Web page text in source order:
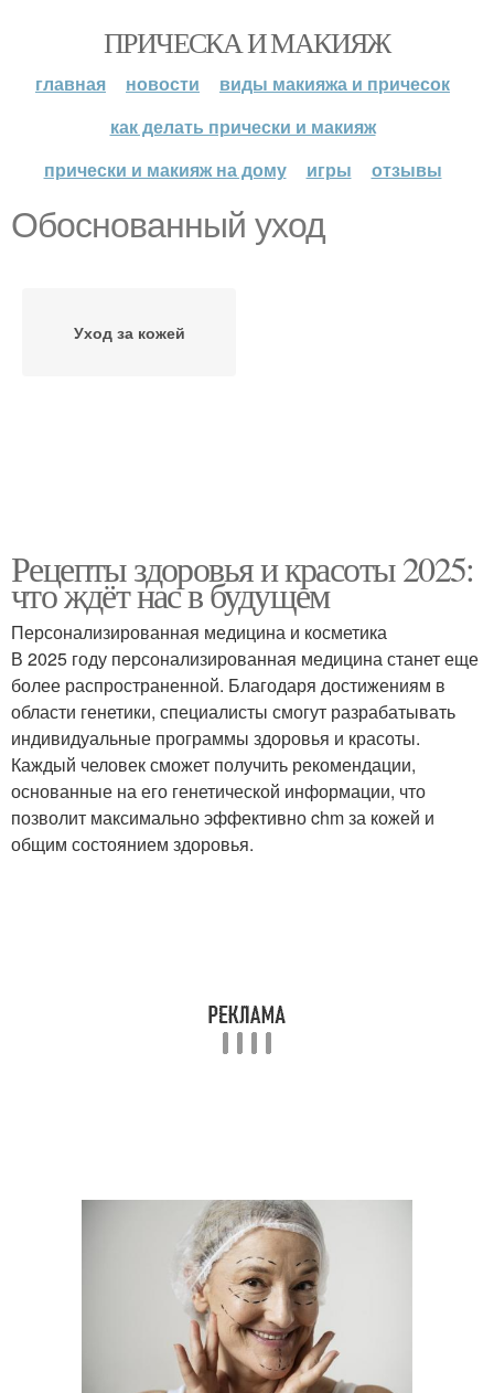
ПРИЧЕСКА И МАКИЯЖ
главная новости
виды макияжа и причесок
как делать прически и макияж
прически и макияж на дому
игры отзывы
Обоснованный уход
Уход за кожей
Рецепты здоровья и красоты 2025:
что ждёт нас в будущем
Персонализированная медицина и косметика
В 2025 году персонализированная медицина станет еще
более распространенной. Благодаря достижениям в
области генетики, специалисты смогут разрабатывать
индивидуальные программы здоровья и красоты.
Каждый человек сможет получить рекомендации,
основанные на его генетической информации, что
позволит максимально эффективно chm за кожей и
общим состоянием здоровья.